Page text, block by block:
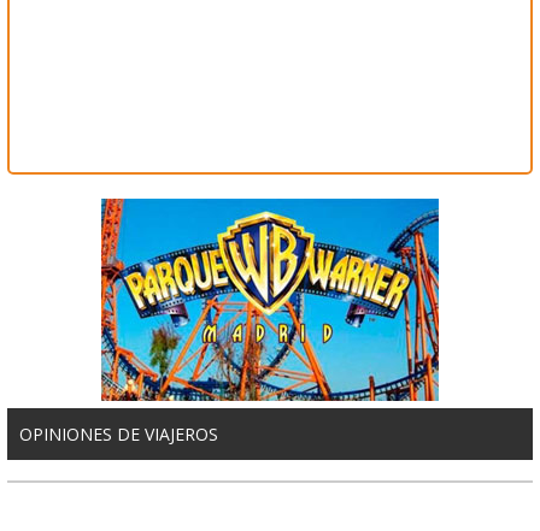
OPINIONES DE VIAJEROS